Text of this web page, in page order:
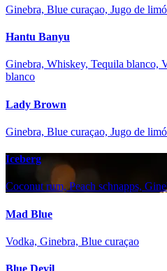
Ginebra, Blue curaçao, Jugo de
Hantu Banyu
Ginebra, Whiskey, Tequila blanco,
blanco
Lady Brown
Ginebra, Blue curaçao, Jugo de
Iceberg
Coconut rum, Peach schnapps,
Mad Blue
Vodka, Ginebra, Blue curaçao